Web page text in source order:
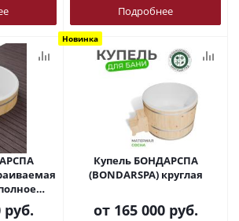
Подробнее
руб.
Новинка
Купель БОНДАРСПА
(BONDARSPA) круглая
от 165 000 руб.